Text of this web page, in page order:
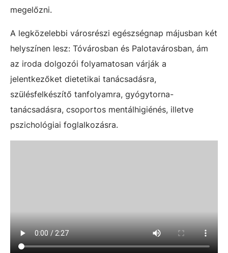
megelőzni.
A legközelebbi városrészi egészségnap májusban két
helyszínen lesz: Tóvárosban és Palotavárosban, ám
az iroda dolgozói folyamatosan várják a
jelentkezőket dietetikai tanácsadásra,
szülésfelkészítő tanfolyamra, gyógytorna-
tanácsadásra, csoportos mentálhigiénés, illetve
pszichológiai foglalkozásra.